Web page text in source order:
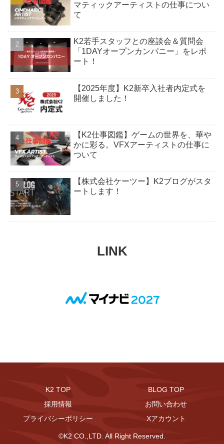
マティックアーティストの仕事につい
て
K2若手スタッフとの座談会＆質問会
「1DAYオープンカンパニー」をレポ
ート！
【2025年度】K2新卒入社者内定式を
開催しました！
【K2仕事図鑑】ゲームの世界を、華や
かに彩る。VFXアーティストの仕事に
ついて
【株式会社ケーツー】K2ブログがスタ
ートします！
LINK
K2 TOP
BLOG TOP
採用情報
お問い合わせ
プライバシーポリシー
Xアカウント
©K2 CO.,LTD. All Right Reserved.